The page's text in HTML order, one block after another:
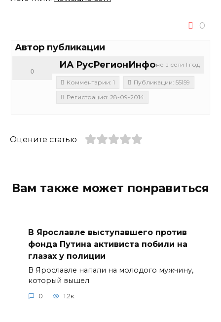
0
Автор публикации
не в сети 1 год
ИА РусРегионИнфо
0
Комментарии: 1
Публикации: 55159
Регистрация: 28-09-2014
Оцените статью
Вам также может понравиться
В Ярославле выступавшего против
фонда Путина активиста побили на
глазах у полиции
В Ярославле напали на молодого мужчину,
который вышел
0 1.2к.